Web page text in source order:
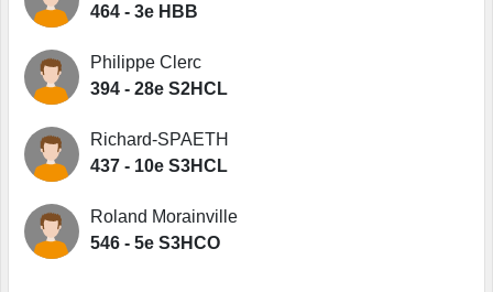
464 - 3e HBB
Philippe Clerc
394 - 28e S2HCL
Richard-SPAETH
437 - 10e S3HCL
Roland Morainville
546 - 5e S3HCO